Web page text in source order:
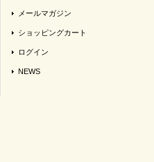
メールマガジン
ショッピングカート
ログイン
NEWS